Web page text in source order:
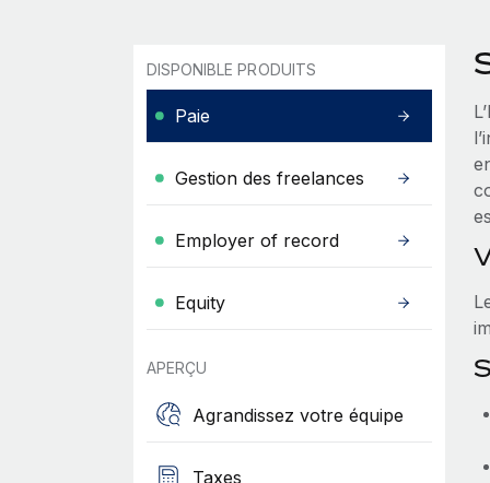
DISPONIBLE PRODUITS
Paie
Gestion des freelances
Employer of record
Equity
APERÇU
Agrandissez votre équipe
Taxes